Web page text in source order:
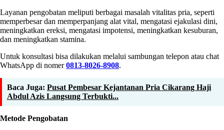
Layanan pengobatan meliputi berbagai masalah vitalitas pria, seperti
memperbesar dan memperpanjang alat vital, mengatasi ejakulasi dini,
meningkatkan ereksi, mengatasi impotensi, meningkatkan kesuburan,
dan meningkatkan stamina.
Untuk konsultasi bisa dilakukan melalui sambungan telepon atau chat
WhatsApp di nomer0813-8026-8908.
Baca Juga: Pusat Pembesar Kejantanan Pria Cikarang Haji
Abdul Azis Langsung Terbukti...
Metode Pengobatan